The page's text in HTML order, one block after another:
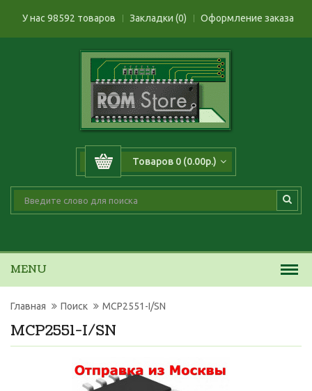
У нас 98592 товаров Закладки (0) Оформление заказа
Товаров 0 (0.00р.)
MENU
MCP2551-I/SN
Главная Поиск MCP2551-I/SN